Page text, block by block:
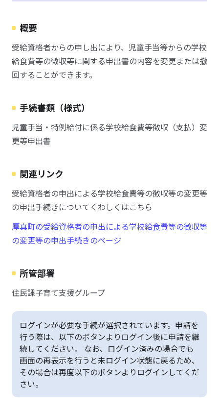
概要
受給資格者からの申し出により、児童手当等からの学校
給食費等の徴収等に関する申出書の内容を変更または撤
回することができます。
手続書類（様式）
児童手当・特例給付に係る学校給食費等徴収（支払）変
更等申出書
関連リンク
受給資格者の申出による学校給食費等の徴収等の変更等
の申出手続きについてくわしくはこちら
厚真町の受給資格者の申出による学校給食費等の徴収等
の変更等の申出手続きのページ
所管部署
住民課子育て支援グループ
ログインが必要な手続が選択されています。申請を
行う際は、以下のボタンよりログイン後に申請を継
続してください。 なお、ログイン済みの場合でも
画面の再表示を行うと未ログイン状態に戻るため、
その場合は再度以下のボタンよりログインしてくだ
さい。